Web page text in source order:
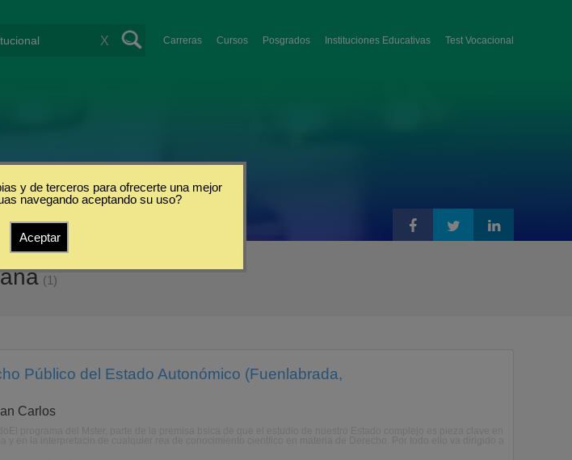
Carreras Cursos Posgrados Instituciones Educativas Test Vocacional
X
(1)
Público del Estado Autonómico (Fuenlabrada,
Carlos
y de terceros para ofrecerte una mejor
navegando aceptando su uso?
Aceptar